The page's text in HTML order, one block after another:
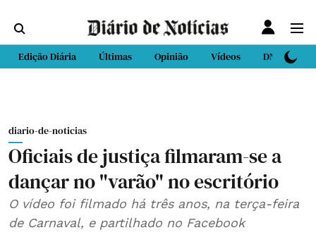
Edição Diária Últimas Opinião Vídeos DN Sport
diario-de-noticias
Oficiais de justiça filmaram-se a
dançar no "varão" no escritório
O vídeo foi filmado há três anos, na terça-feira
de Carnaval, e partilhado no Facebook